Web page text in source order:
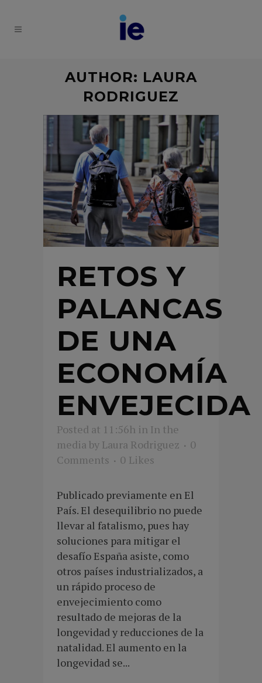
AUTHOR: LAURA
RODRIGUEZ
RETOS Y
PALANCAS
DE UNA
ECONOMÍA
ENVEJECIDA
Posted at 11:56h in In the
media by Laura Rodriguez
0
Comments
0 Likes
Publicado previamente en El
País. El desequilibrio no puede
llevar al fatalismo, pues hay
soluciones para mitigar el
desafío España asiste, como
otros países industrializados, a
un rápido proceso de
envejecimiento como
resultado de mejoras de la
longevidad y reducciones de la
natalidad. El aumento en la
longevidad se...